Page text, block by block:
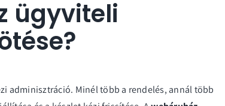
ügyviteli
adminisztráció. Minél több a rendelés, annál több